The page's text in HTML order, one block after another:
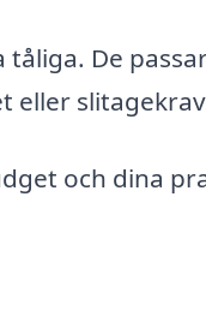
De
eller
och dina